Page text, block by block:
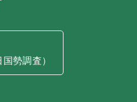
勢調査）